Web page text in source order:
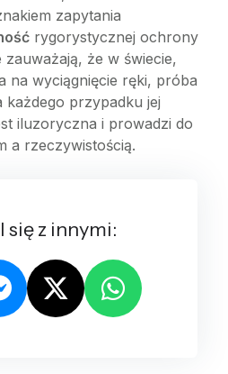
zapytania
rygorystycznej ochrony
zauważają, że w świecie,
na wyciągnięcie ręki, próba
każdego przypadku jej
iluzoryczna i prowadzi do
a rzeczywistością.
się z innymi: